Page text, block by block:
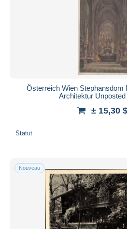
Österreich Wien Stephansdom
Architektur
± 15,30
Statut
Nouveau